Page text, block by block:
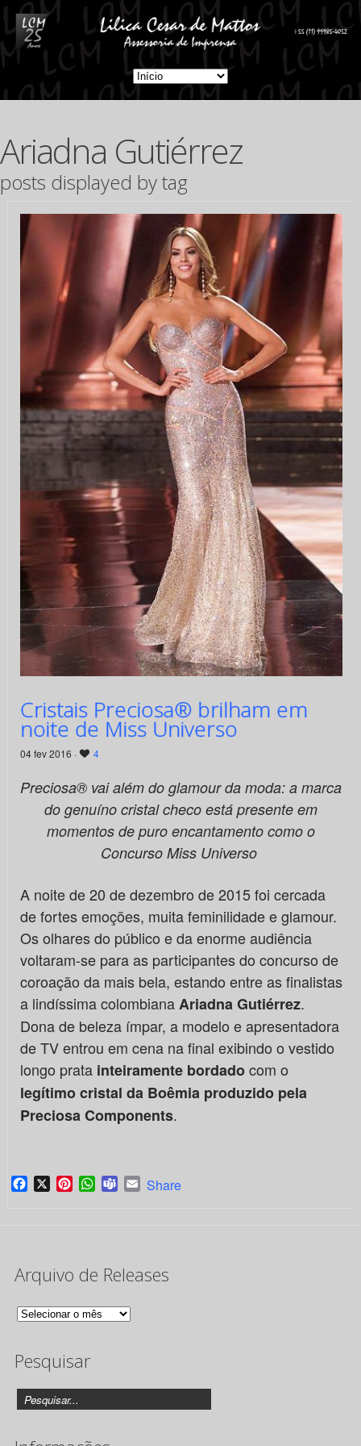
Ariadna Gutiérrez
posts displayed by tag
Cristais Preciosa® brilham em
noite de Miss Universo
04 fev 2016 · 4
Preciosa® vai além do glamour da moda: a marca
do genuíno cristal checo está presente em
momentos de puro encantamento como o
Concurso Miss Universo
A noite de 20 de dezembro de 2015 foi cercada
de fortes emoções, muita feminilidade e glamour.
Os olhares do público e da enorme audiência
voltaram-se para as participantes do concurso de
coroação da mais bela, estando entre as finalistas
a lindíssima colombianaAriadna Gutiérrez.
Dona de beleza ímpar, a modelo e apresentadora
de TV entrou em cena na final exibindo o vestido
longo prata inteiramente bordadocom o
legítimo cristal da Boêmia produzido pela
Preciosa Components.
Facebook
X PinterestWhatsApp
TeamsEmail
Share
Arquivo de Releases
Arquivo
Releases
Pesquisar